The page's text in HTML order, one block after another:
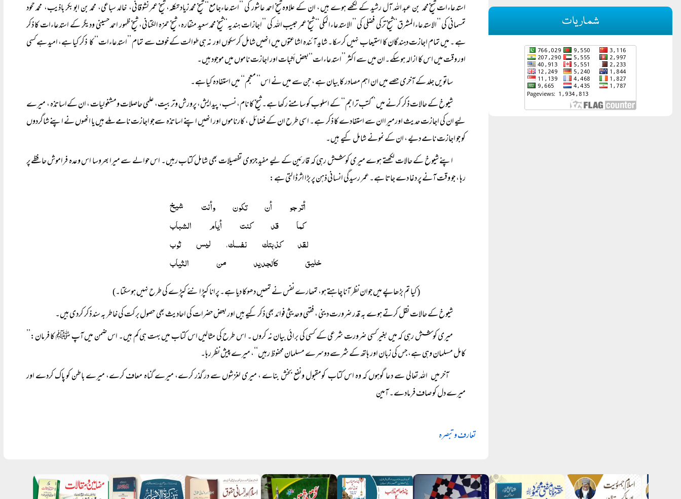
استدعاءات شیخ محمد بن عبد اللہ آل رشید کے لکھے ہوے ہیں ، ان کے علاوہ شیخ احمد عاشور کی ’’استدعاءجامع‘‘ شیخ محمد زیاد تکلہ، شیخ عمر نشوقانی، خالد سباعی، محمد بن ابو بکر باذیب، محمد ححود
تمسمانی کی ’’الاستدعاءالمشرق‘‘شیخ ترکی فضلی کی ’’الاستدعاءالمکی‘‘ شیخ عمر حبیب اللہ کی ’’اجازات ہندیہ‘‘شیخ محمد سعید منقارہ، شیخ حمزہ الکتانی، شیخ ظہور احمد حسینی ودیگر کے استدعاءات کا ذکر
ہے ۔ میں تمام اجازت دہندگان کا استیعاب نہیں کرسکا۔ شاید آئندہ اشاعتوں میں انھیں شامل کرسکوں اور نہ ہی طوالت کے خوف سے تمام ’’استدعاءات‘‘ کا ذکر کیا ہے، امید ہے کسی
اور وقت میں اس کا ازالہ ہوسکے۔ان میں سے اکثر ’’استدعاءات‘‘بعض أثبات اور اجازت ناموں میں موجود ہیں۔
ساتویں جلد کے آخری حصے میں ان اہم مصادر کا بیان ہے ، جن سے میں نے اس’’ معجم‘‘ میں استفادہ کیاہے۔
شیوخ کے حالات ذکر کرنے میں ’’کتب تراجم‘‘ کے اسلوب کو سامنے رکھا ہے۔ شیخ کا نام، نسب، پیدایش، پرورش وتربیت، علمی حاصلات ومشغولیات ، ان کےاساتذہ ، میرے
لیے ان کی اجازت حدیث اورمیراان سے استفادے کا ذکر ہے۔ اسی طرح ان کے فضائل ، کارناموں اور انھیں اپنے اساتذہ سےجو اجازت نامے ملے ہیں یا انھوں نے اپنے شاگردوں
کو جو اجازت نامے دیے ، ان کے نمونے شامل کیے ہیں۔
اپنے شیوخ کے حالات لکھتے ہوے میری کوشش رہی کہ قارئین کے لیے مفید جزوی تفصیلات بھی شامل کتاب رہیں۔ اس حوالے سے میرا بھروسا اس وعدہ فراموش حافظے پر
رہا ، جو وقت آنے پر دغا دے جاتا ہے۔ عمر رسیدگی انسانی ذہن پر بڑا اثر ڈالتی ہے:
أترجو أن تكون وأنت شيخ
كما قد كنت أيام الشباب
لقد كذبتك نفسك، ليس ثوب
خليق كالجديد من الثياب
(کیا تم بڑھاپے میں جوان نظر آنا چاہتے ہو، تمھارے نفس نے تمھیں دھوکا دیا ہے۔ پرانا کپڑا نئے کپڑے کی طرح نہیں ہوسکتا۔)
شیوخ کے حالات نقل کرتے ہوے بہ قدر ضرورت دینی ، فقہی وحدیثی فوائد بھی ذکر کیے ہیں اور بعض حضرات کی احادیث بھی حصول برکت کی خاطر بہ سند ذکر کردی ہیں۔
میری کوشش رہی کہ میں بغیر کسی ضرورت شرعی کے کسی کی برائی بیان نہ کروں ۔ اس طرح کی مثالیں اس کتاب میں بہت ہی کم ہیں۔ اس ضمن میں آپ ﷺ کا فرمان:’’
کامل مسلمان وہی ہے، جس کی زبان اور ہاتھ کے شرسے دوسرے مسلمان محفوظ رہیں‘‘، میرے پیش نظر رہا۔
آخر میں اللہ تعالی سے دعا گوہوں کہ وہ اس کتاب کومقبول ونفع بخش بناے ، میری لغزشوں سے در گذر کرے، میرے گناہ معاف کرے، میرے باطن کو پاک کردے اور
میرے دل کو صاف فرمادے۔ آمین
تعارف و تبصرہ
شماریات